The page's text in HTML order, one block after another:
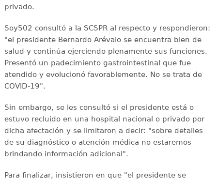
privado.
Soy502 consultó a la SCSPR al respecto y respondieron:
"el presidente Bernardo Arévalo se encuentra bien de
salud y continúa ejerciendo plenamente sus funciones.
Presentó un padecimiento gastrointestinal que fue
atendido y evolucionó favorablemente. No se trata de
COVID-19".
Sin embargo, se les consultó si el presidente está o
estuvo recluido en una hospital nacional o privado por
dicha afectación y se limitaron a decir: "sobre detalles
de su diagnóstico o atención médica no estaremos
brindando información adicional".
Para finalizar, insistieron en que "el presidente se